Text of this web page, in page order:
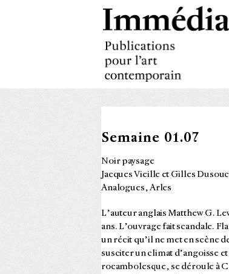
Semaine 01.07
Noir paysage
Jacques Vieille et Gilles
Analogues, Arles
L’auteur anglais Matthew G.
ans. L’ouvrage fait scandale.
un récit qu’il ne met en scène
susciter un climat d’angoisse
rocambolesque, se déroule à